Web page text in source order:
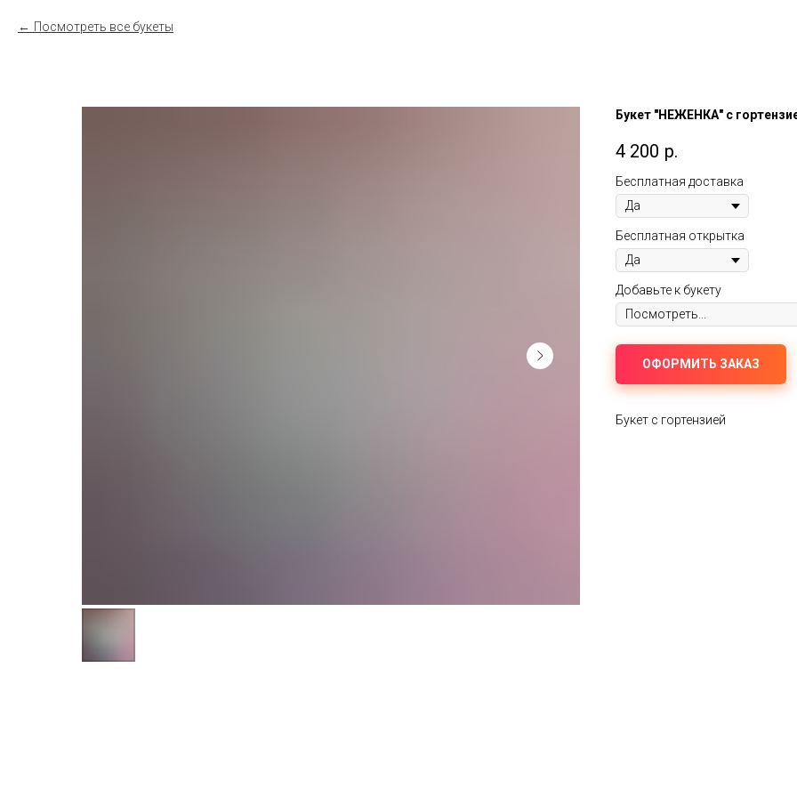
Посмотреть все букеты
Букет "НЕЖЕНКА" с
4 200 р.
Бесплатная доставка
Бесплатная открытка
Добавьте к букету
ОФОРМИТЬ ЗАКАЗ
Букет с гортензией